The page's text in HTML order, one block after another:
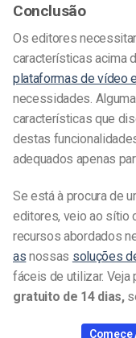
Conclusão
Os editores
características acima
plataformas de vídeo
necessidades.
características que
destas
adequados apenas
Se está à procura de
editores, veio ao sítio
recursos abordados
as nossas soluções
fáceis de utilizar.
gratuito de 14 dias,
Comece